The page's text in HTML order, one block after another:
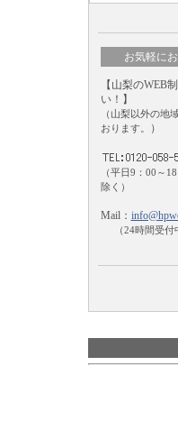
お気軽に
【山梨のWEB
い！】
（山梨以外の地
おります。
）
（平日9：00～
除く）
Mail：
（24時間受付